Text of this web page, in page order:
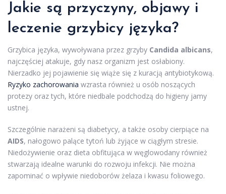
Jakie są przyczyny, objawy i
leczenie grzybicy języka?
Grzybica języka, wywoływana przez grzyby Candida albicans,
najczęściej atakuje, gdy nasz organizm jest osłabiony.
Nierzadko jej pojawienie się wiąże się z kuracją antybiotykową.
Ryzyko zachorowania wzrasta również u osób noszących
protezy oraz tych, które niedbale podchodzą do higieny jamy
ustnej.
Szczególnie narażeni są diabetycy, a także osoby cierpiące na
AIDS, nałogowo palące tytoń lub żyjące w ciągłym stresie.
Niedożywienie oraz dieta obfitująca w węglowodany również
stwarzają idealne warunki do rozwoju infekcji. Nie można
zapominać o wpływie niedoborów żelaza i kwasu foliowego.